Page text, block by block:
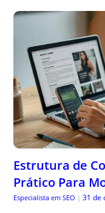
Estrutura de
Prático Para
Especialista em SEO | 31 de